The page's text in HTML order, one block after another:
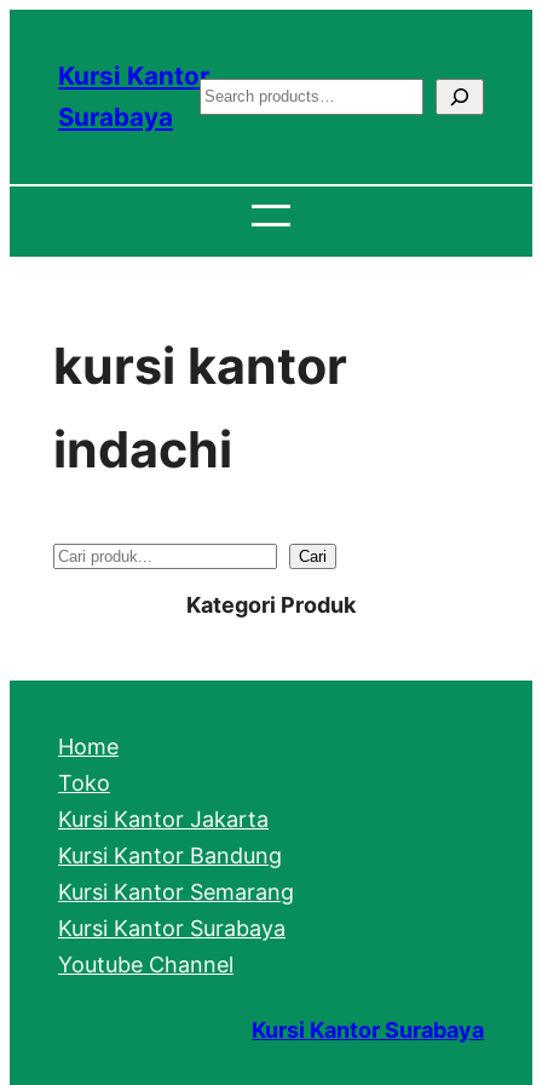
konten
Kursi Kantor
Surabaya
S
a
c
kursi kantor
indachi
S
r
h
Cari
Kategori Produk
Home
Toko
Kursi Kantor Jakarta
Kursi Kantor Bandung
Kursi Kantor Semarang
Kursi Kantor Surabaya
Youtube Channel
Kursi Kantor Surabaya